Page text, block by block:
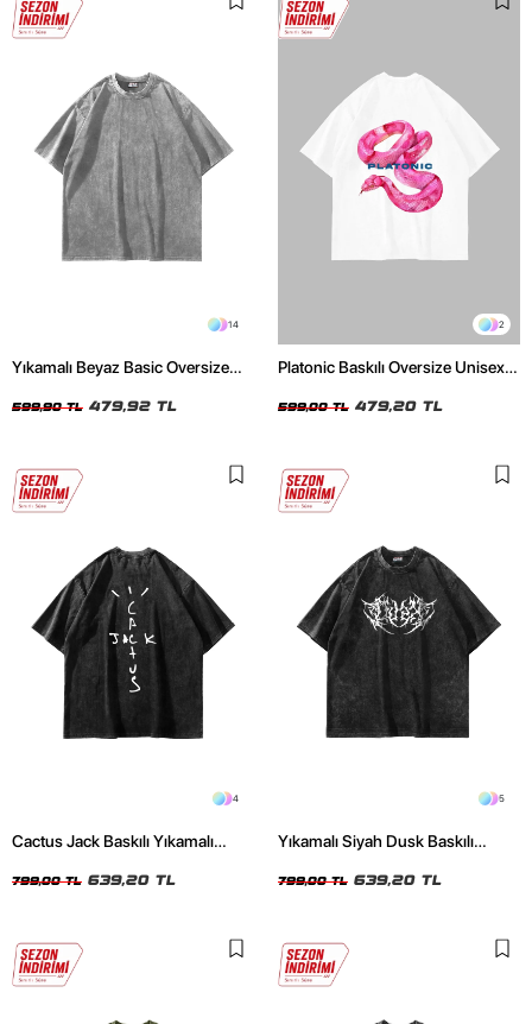
14
Yıkamalı Beyaz Basic Oversize
599,90 TL 479,92 TL
2
Platonic Baskılı Oversize Unisex
599,00 TL 479,20 TL
4
Cactus Jack Baskılı Yıkamalı
799,00 TL 639,20 TL
5
Yıkamalı Siyah Dusk Baskılı
799,00 TL 639,20 TL